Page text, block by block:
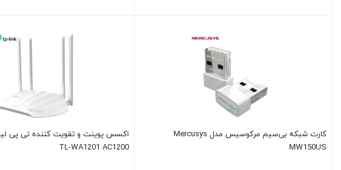
کارت شبکه بی‌سیم مرکوسیس مدل Mercusys
MW150US
TL-WA1201 AC1200